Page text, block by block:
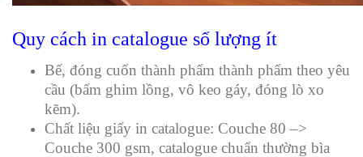
Quy cách in catalogue số lượng ít
Bế, đóng cuốn thành phẩm thành phẩm theo yêu
cầu (bấm ghim lồng, vô keo gáy, đóng lò xo
kẽm).
Chất liệu giấy in catalogue: Couche 80 –>
Couche 300 gsm, catalogue chuẩn thường bìa